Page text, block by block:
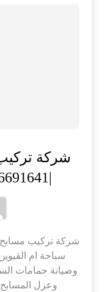
شركة
|0506691641| احواض سباحة
سباحة ام
وصيانة حمامات
وعزل